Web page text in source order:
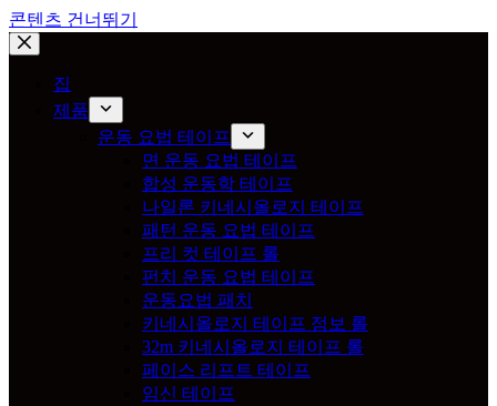
콘텐츠 건너뛰기
집
제품
운동 요법 테이프
면 운동 요법 테이프
합성 운동학 테이프
나일론 키네시올로지 테이프
패턴 운동 요법 테이프
프리 컷 테이프 롤
펀치 운동 요법 테이프
운동요법 패치
키네시올로지 테이프 점보 롤
32m 키네시올로지 테이프 롤
페이스 리프트 테이프
임신 테이프